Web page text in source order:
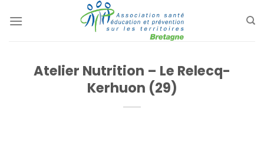
au
Atelier Nutrition – Le Relecq-
Kerhuon (29)